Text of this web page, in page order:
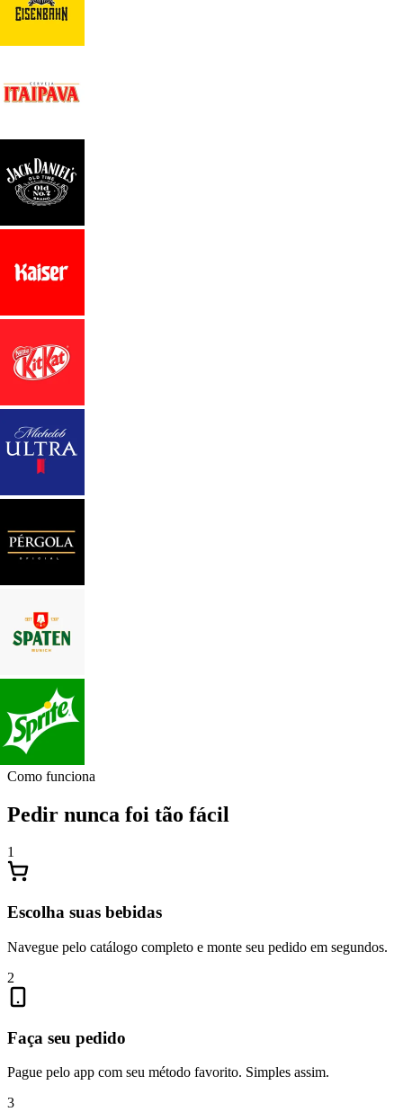
Como funciona
Pedir nunca foi tão fácil
1
Escolha suas bebidas
Navegue pelo catálogo completo e monte seu pedido em segundos.
2
Faça seu pedido
Pague pelo app com seu método favorito. Simples assim.
3